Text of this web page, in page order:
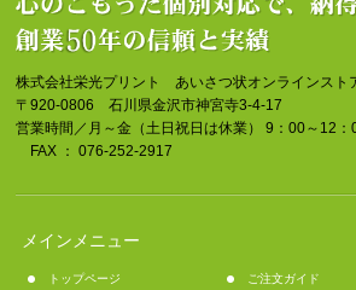
株式会社栄光プリント あいさつ状オンラインスト
〒920-0806 石川県金沢市神宮寺3-4-17
営業時間／月～金（土日祝日は休業） 9：00～12
FAX ： 076-252-2917
メインメニュー
トップページ
ご注文ガイド